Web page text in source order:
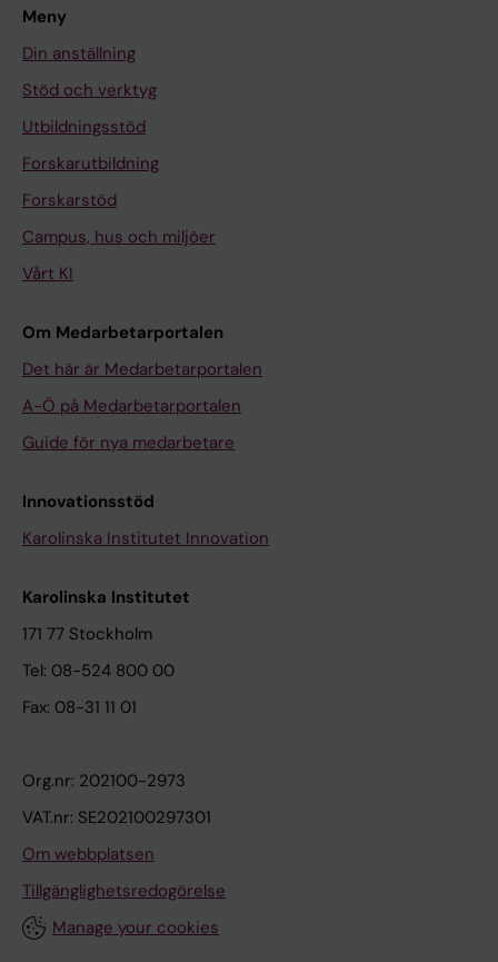
Meny
Din anställning
Stöd och verktyg
Utbildningsstöd
Forskarutbildning
Forskarstöd
Campus, hus och miljöer
Vårt KI
Om Medarbetarportalen
Det här är Medarbetarportalen
A-Ö på Medarbetarportalen
Guide för nya medarbetare
Innovationsstöd
Karolinska Institutet Innovation
Karolinska Institutet
171 77 Stockholm
Tel: 08-524 800 00
Fax: 08-31 11 01
Org.nr: 202100-2973
VAT.nr: SE202100297301
Om webbplatsen
Tillgänglighetsredogörelse
Manage your cookies